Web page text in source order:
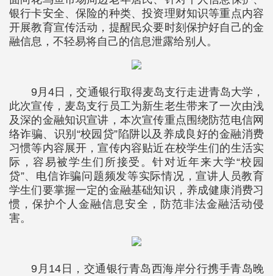
银行卡安全、保险的种类、投资理财知识等重点内容
开展教育宣传活动，提醒民众要时刻保护好自己的金
融信息，不轻易将自己的信息泄露给别人。
9月4日，交通银行取得麦岛支行走进青岛大学，
此次宣传，麦岛支行员工为新生老生带来了一次由浅
及深的金融知识宣讲，本次宣传重点围绕防范电信网
络诈骗、识别“校园贷”陷阱以及养成良好的金融消费
习惯等内容展开，宣传内容贴近在校学生们的生活实
际，容易被学生们所接受。针对近年来大学“校园
贷”、电信诈骗问题频发等实际情况，宣讲人员教育
学生们要掌握一定的金融基础知识，养成健康消费习
惯，保护个人金融信息安全，防范非法金融活动侵
害。
9月14日，交通银行青岛西海岸分行携手青岛晚